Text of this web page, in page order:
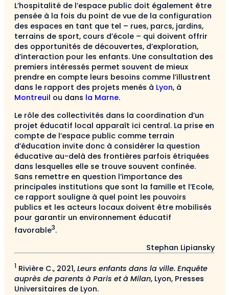
L’hospitalité de l’espace public doit également être
pensée à la fois du point de vue de la configuration
des espaces en tant que tel – rues, parcs, jardins,
terrains de sport, cours d’école – qui doivent offrir
des opportunités de découvertes, d’exploration,
d’interaction pour les enfants. Une consultation des
premiers intéressés permet souvent de mieux
prendre en compte leurs besoins comme l’illustrent
dans le rapport des projets menés à Lyon, à
Montreuil ou dans la Marne.
Le rôle des collectivités dans la coordination d’un
projet éducatif local apparaît ici central. La prise en
compte de l’espace public comme terrain
d’éducation invite donc à considérer la question
éducative au-delà des frontières parfois étriquées
dans lesquelles elle se trouve souvent confinée.
Sans remettre en question l’importance des
principales institutions que sont la famille et l’Ecole,
ce rapport souligne à quel point les pouvoirs
publics et les acteurs locaux doivent être mobilisés
pour garantir un environnement éducatif
favorable3.
Stephan Lipiansky
1 Rivière C., 2021, Leurs enfants dans la ville. Enquête
auprès de parents à Paris et à Milan, Lyon, Presses
Universitaires de Lyon.